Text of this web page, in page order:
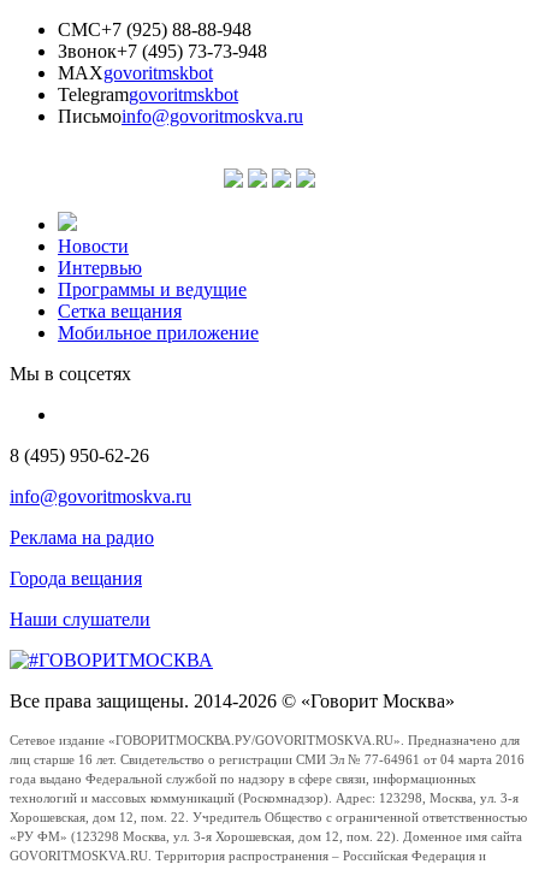
СМС+7 (925) 88-88-948
Звонок+7 (495) 73-73-948
MAXgovoritmskbot
Telegramgovoritmskbot
Письмоinfo@govoritmoskva.ru
Новости
Интервью
Программы и ведущие
Сетка вещания
Мобильное приложение
Мы в соцсетях
8 (495) 950-62-26
info@govoritmoskva.ru
Реклама на радио
Города вещания
Наши слушатели
Все права защищены. 2014-2026 © «Говорит Москва»
Сетевое издание «ГОВОРИТМОСКВА.РУ/GOVORITMOSKVA.RU». Предназначено для
лиц старше 16 лет. Свидетельство о регистрации СМИ Эл № 77-64961 от 04 марта 2016
года выдано Федеральной службой по надзору в сфере связи, информационных
технологий и массовых коммуникаций (Роскомнадзор). Адрес: 123298, Москва, ул. 3-я
Хорошевская, дом 12, пом. 22. Учредитель Общество с ограниченной ответственностью
«РУ ФМ» (123298 Москва, ул. 3-я Хорошевская, дом 12, пом. 22). Доменное имя сайта
GOVORITMOSKVA.RU. Территория распространения – Российская Федерация и